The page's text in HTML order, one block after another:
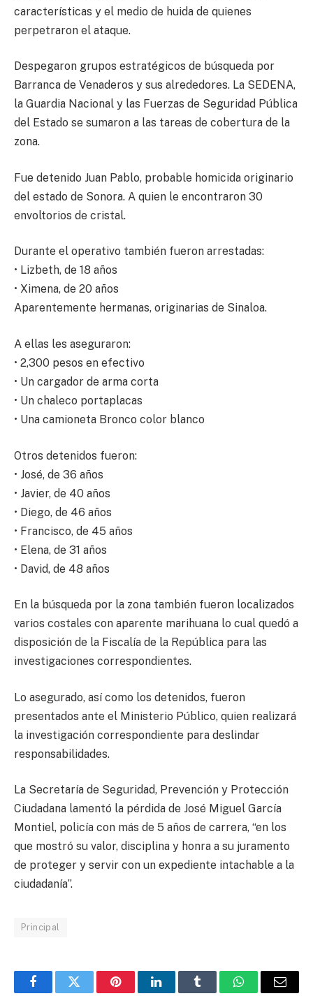
características y el medio de huida de quienes
perpetraron el ataque.
Despegaron grupos estratégicos de búsqueda por
Barranca de Venaderos y sus alrededores. La SEDENA,
la Guardia Nacional y las Fuerzas de Seguridad Pública
del Estado se sumaron a las tareas de cobertura de la
zona.
Fue detenido Juan Pablo, probable homicida originario
del estado de Sonora. A quien le encontraron 30
envoltorios de cristal.
Durante el operativo también fueron arrestadas:
• Lizbeth, de 18 años
• Ximena, de 20 años
Aparentemente hermanas, originarias de Sinaloa.
A ellas les aseguraron:
• 2,300 pesos en efectivo
• Un cargador de arma corta
• Un chaleco portaplacas
• Una camioneta Bronco color blanco
Otros detenidos fueron:
• José, de 36 años
• Javier, de 40 años
• Diego, de 46 años
• Francisco, de 45 años
• Elena, de 31 años
• David, de 48 años
En la búsqueda por la zona también fueron localizados
varios costales con aparente marihuana lo cual quedó a
disposición de la Fiscalía de la República para las
investigaciones correspondientes.
Lo asegurado, así como los detenidos, fueron
presentados ante el Ministerio Público, quien realizará
la investigación correspondiente para deslindar
responsabilidades.
La Secretaría de Seguridad, Prevención y Protección
Ciudadana lamentó la pérdida de José Miguel García
Montiel, policía con más de 5 años de carrera, “en los
que mostró su valor, disciplina y honra a su juramento
de proteger y servir con un expediente intachable a la
ciudadanía”.
Principal
FacebookTwitter PinterestLinkedInTumblr WhatsAppEmail